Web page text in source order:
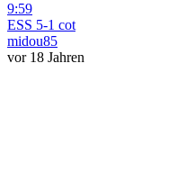
9:59
ESS 5-1 cot
midou85
vor 18 Jahren